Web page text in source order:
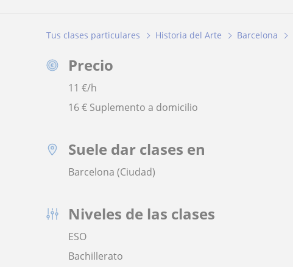
Tus clases particulares Historia del Arte Barcelona
Precio
11 €/h
16 € Suplemento a domicilio
Suele dar clases en
Barcelona (Ciudad)
Niveles de las clases
ESO
Bachillerato